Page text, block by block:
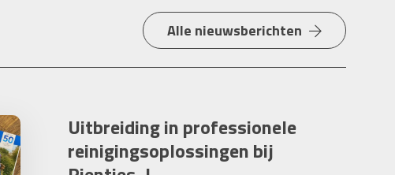
Alle nieuwsberichten
Uitbreiding in professionele
reinigingsoplossingen bij